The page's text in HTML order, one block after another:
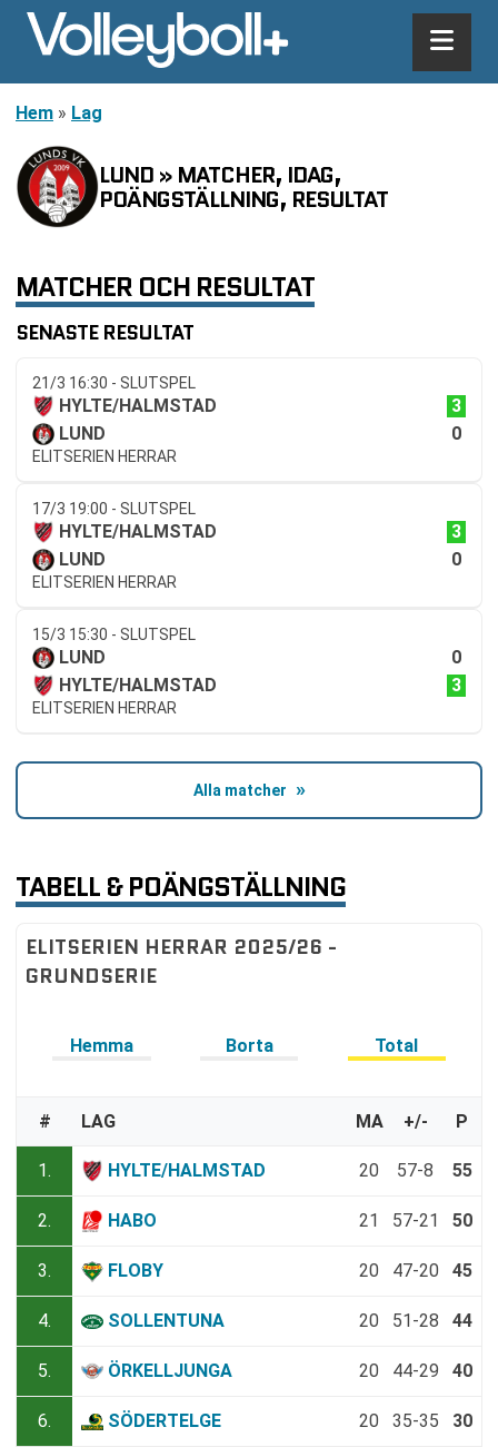
Hem » Lag
LUND » MATCHER, IDAG,
POÄNGSTÄLLNING, RESULTAT
MATCHER OCH RESULTAT
SENASTE RESULTAT
21/3 16:30 - SLUTSPEL
HYLTE/HALMSTAD
3
LUND
0
ELITSERIEN HERRAR
17/3 19:00 - SLUTSPEL
HYLTE/HALMSTAD
3
LUND
0
ELITSERIEN HERRAR
15/3 15:30 - SLUTSPEL
LUND
0
HYLTE/HALMSTAD
3
ELITSERIEN HERRAR
Alla matcher
TABELL & POÄNGSTÄLLNING
ELITSERIEN HERRAR 2025/26 -
GRUNDSERIE
Hemma Borta Total
# LAG MA +/- P
1. HYLTE/HALMSTAD 20 57-8 55
2. HABO 21 57-21 50
3. FLOBY 20 47-20 45
4. SOLLENTUNA 20 51-28 44
5. ÖRKELLJUNGA 20 44-29 40
6. SÖDERTELGE 20 35-35 30